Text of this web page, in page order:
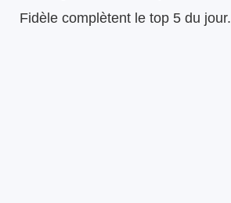
Fidèle complètent le top 5 du jour.